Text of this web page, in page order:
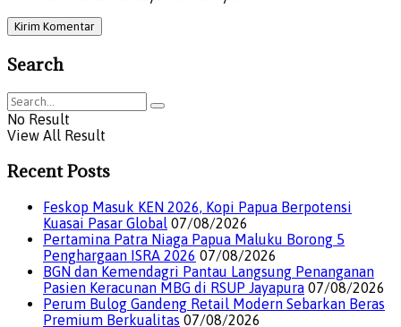
Search
No Result
View All Result
Recent Posts
Feskop Masuk KEN 2026, Kopi Papua Berpotensi
Kuasai Pasar Global 07/08/2026
Pertamina Patra Niaga Papua Maluku Borong 5
Penghargaan ISRA 2026 07/08/2026
BGN dan Kemendagri Pantau Langsung Penanganan
Pasien Keracunan MBG di RSUP Jayapura 07/08/2026
Perum Bulog Gandeng Retail Modern Sebarkan Beras
Premium Berkualitas 07/08/2026